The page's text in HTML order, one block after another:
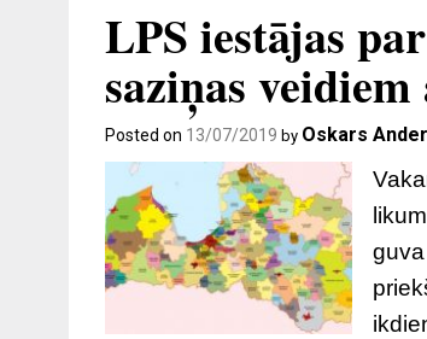
LPS iestājas
saziņas
Posted on 13/07/2019 by Oskars